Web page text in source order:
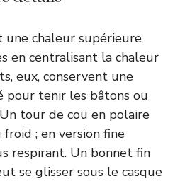
une chaleur supérieure
en centralisant la chaleur
eux, conservent une
tenir les bâtons ou
tour de cou en polaire
; en version fine
respirant. Un bonnet fin
se glisser sous le casque